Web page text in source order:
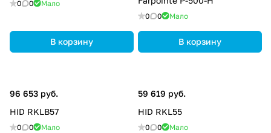
0 0 Мало
В корзину
0 0 Мало
В корзину
96 653 руб.
HID RKLB57
0 0 Мало
59 619 руб.
HID RKL55
0 0 Мало